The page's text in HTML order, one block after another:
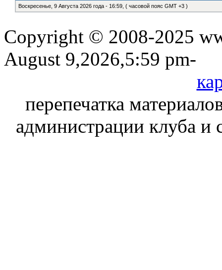
Воскресенье, 9 Августа 2026 года - 16:59, ( часовой пояс GMT +3 )
Copyright © 2008-2025
August 9,2026,5:59 pm-
перепечатка
администрации клуба и